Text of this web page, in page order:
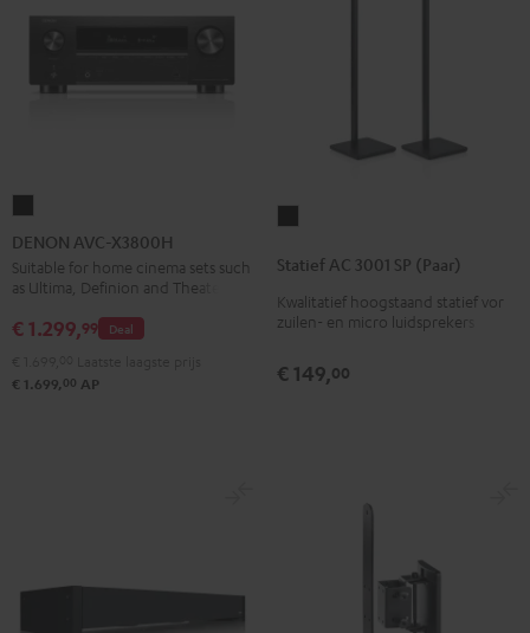
AVC-
X3800H
Zwart
DENON AVC-X3800H
Suitable for home cinema sets such
as Ultima, Definion and Theater
Deal
€ 1.299,99
€ 1.699, 00 AP
3001
SP
(Paar)
Statief AC 3001 SP (Paar)
Kwalitatief hoogstaand statief vor
zuilen- en micro luidsprekers
€ 149,00